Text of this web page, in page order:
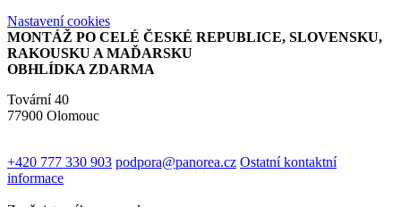
Nastavení cookies
MONTÁŽ PO CELÉ ČESKÉ REPUBLICE, SLOVENSKU,
RAKOUSKU A MAĎARSKU
OBHLÍDKA ZDARMA
Tovární 40
77900 Olomouc
+420 777 330 903 podpora@panorea.cz Ostatní kontaktní
informace